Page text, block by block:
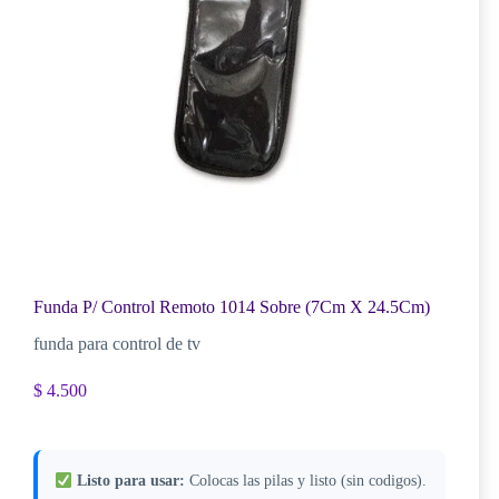
Funda P/ Control Remoto 1014 Sobre (7Cm X 24.5Cm)
funda para control de tv
$ 4.500
Listo para usar: Colocas las pilas y listo (sin codigos).